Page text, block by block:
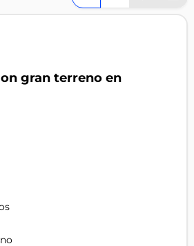
gran terreno en